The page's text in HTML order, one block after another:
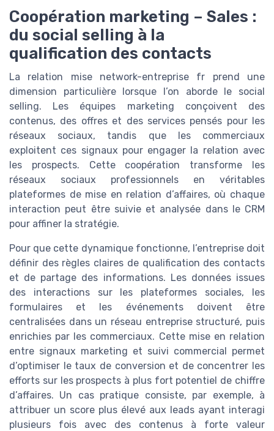
Coopération marketing – Sales :
du social selling à la
qualification des contacts
La relation mise network-entreprise fr prend une
dimension particulière lorsque l’on aborde le social
selling. Les équipes marketing conçoivent des
contenus, des offres et des services pensés pour les
réseaux sociaux, tandis que les commerciaux
exploitent ces signaux pour engager la relation avec
les prospects. Cette coopération transforme les
réseaux sociaux professionnels en véritables
plateformes de mise en relation d’affaires, où chaque
interaction peut être suivie et analysée dans le CRM
pour affiner la stratégie.
Pour que cette dynamique fonctionne, l’entreprise doit
définir des règles claires de qualification des contacts
et de partage des informations. Les données issues
des interactions sur les plateformes sociales, les
formulaires et les événements doivent être
centralisées dans un réseau entreprise structuré, puis
enrichies par les commerciaux. Cette mise en relation
entre signaux marketing et suivi commercial permet
d’optimiser le taux de conversion et de concentrer les
efforts sur les prospects à plus fort potentiel de chiffre
d’affaires. Un cas pratique consiste, par exemple, à
attribuer un score plus élevé aux leads ayant interagi
plusieurs fois avec des contenus à forte valeur